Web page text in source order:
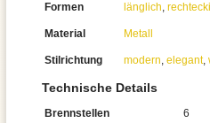
Formen länglich,
Material Metall
Stilrichtung modern, elegant,
Technische Details
Brennstellen 6